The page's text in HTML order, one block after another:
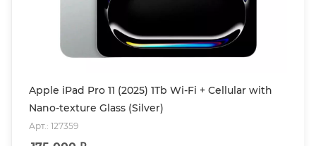
Apple iPad Pro 11 (2025) 1Tb Wi-Fi + Cellular with
Nano-texture Glass (Silver)
Арт.: 127359